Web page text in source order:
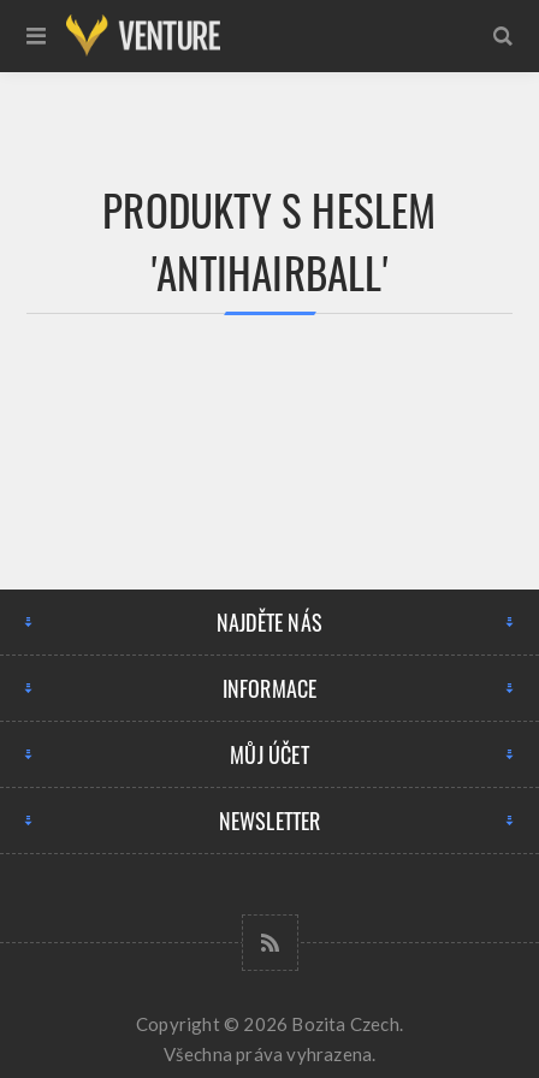
PRODUKTY S HESLEM
'ANTIHAIRBALL'
NAJDĚTE NÁS
INFORMACE
MŮJ ÚČET
NEWSLETTER
Copyright © 2026 Bozita Czech.
Všechna práva vyhrazena.